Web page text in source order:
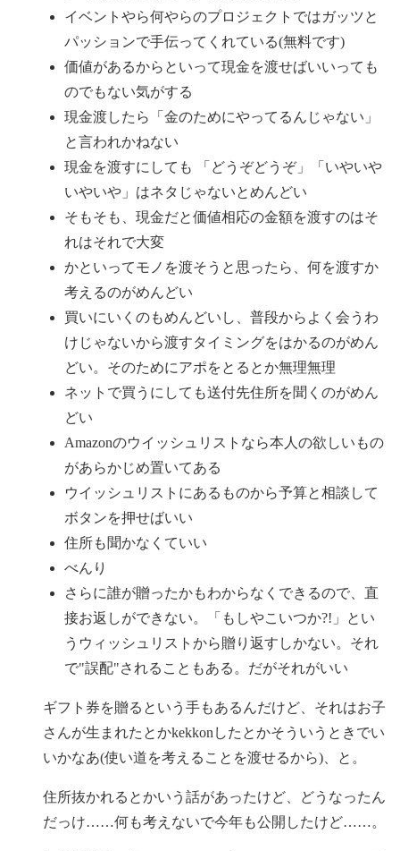
イベントやら何やらのプロジェクトではガッツと
パッションで手伝ってくれている(無料です)
価値があるからといって現金を渡せばいいっても
のでもない気がする
現金渡したら「金のためにやってるんじゃない」
と言われかねない
現金を渡すにしても 「どうぞどうぞ」「いやいや
いやいや」はネタじゃないとめんどい
そもそも、現金だと価値相応の金額を渡すのはそ
れはそれで大変
かといってモノを渡そうと思ったら、何を渡すか
考えるのがめんどい
買いにいくのもめんどいし、普段からよく会うわ
けじゃないから渡すタイミングをはかるのがめん
どい。そのためにアポをとるとか無理無理
ネットで買うにしても送付先住所を聞くのがめん
どい
Amazonのウイッシュリストなら本人の欲しいもの
があらかじめ置いてある
ウイッシュリストにあるものから予算と相談して
ボタンを押せばいい
住所も聞かなくていい
べんり
さらに誰が贈ったかもわからなくできるので、直
接お返しができない。「もしやこいつか?!」とい
うウィッシュリストから贈り返すしかない。それ
で"誤配"されることもある。だがそれがいい
ギフト券を贈るという手もあるんだけど、それはお子
さんが生まれたとかkekkonしたとかそういうときでい
いかなあ(使い道を考えることを渡せるから)、と。
住所抜かれるとかいう話があったけど、どうなったん
だっけ……何も考えないで今年も公開したけど……。